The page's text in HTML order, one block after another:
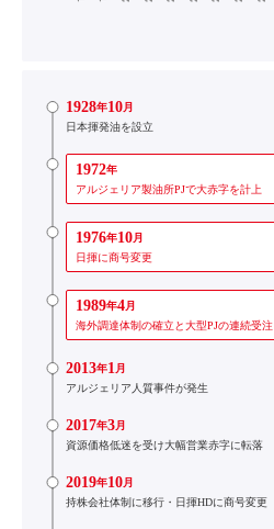
1928年10月
日本揮発油を設立
1972年
アルジェリア製油所PJで大赤字を計上
1976年10月
日揮に商号変更
1989年4月
海外調達体制の確立と大型PJの連続受注
2013年1月
アルジェリア人質事件が発生
2017年3月
資源価格低迷を受け大幅営業赤字に転落
2019年10月
持株会社体制に移行・日揮HDに商号変更